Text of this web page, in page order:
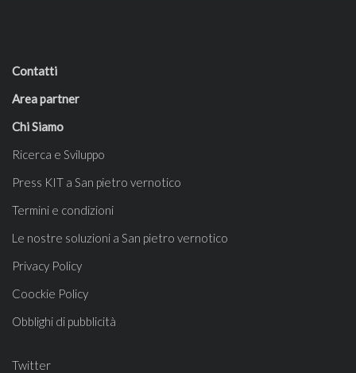
Contatti
Area partner
Chi Siamo
Ricerca e Sviluppo
Press KIT a San pietro vernotico
Termini e condizioni
Le nostre soluzioni a San pietro vernotico
Privacy Policy
Coockie Policy
Obblighi di pubblicità
Twitter